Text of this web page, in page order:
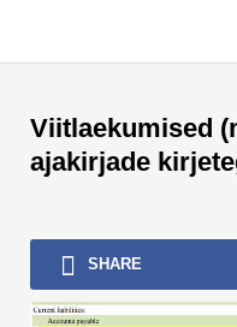
content
Raamatupidamise
Excel, VBA ja Power BI
Viitlaekumised
ajakirjade
SHARE